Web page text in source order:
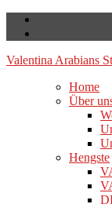
Valentina Arabians
Home
Über
Hengste